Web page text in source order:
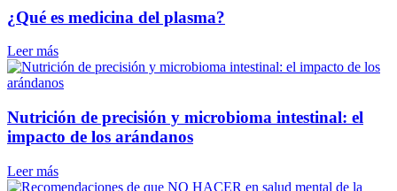
¿Qué es medicina del plasma?
Leer más
Nutrición de precisión y microbioma intestinal: el
impacto de los arándanos
Leer más